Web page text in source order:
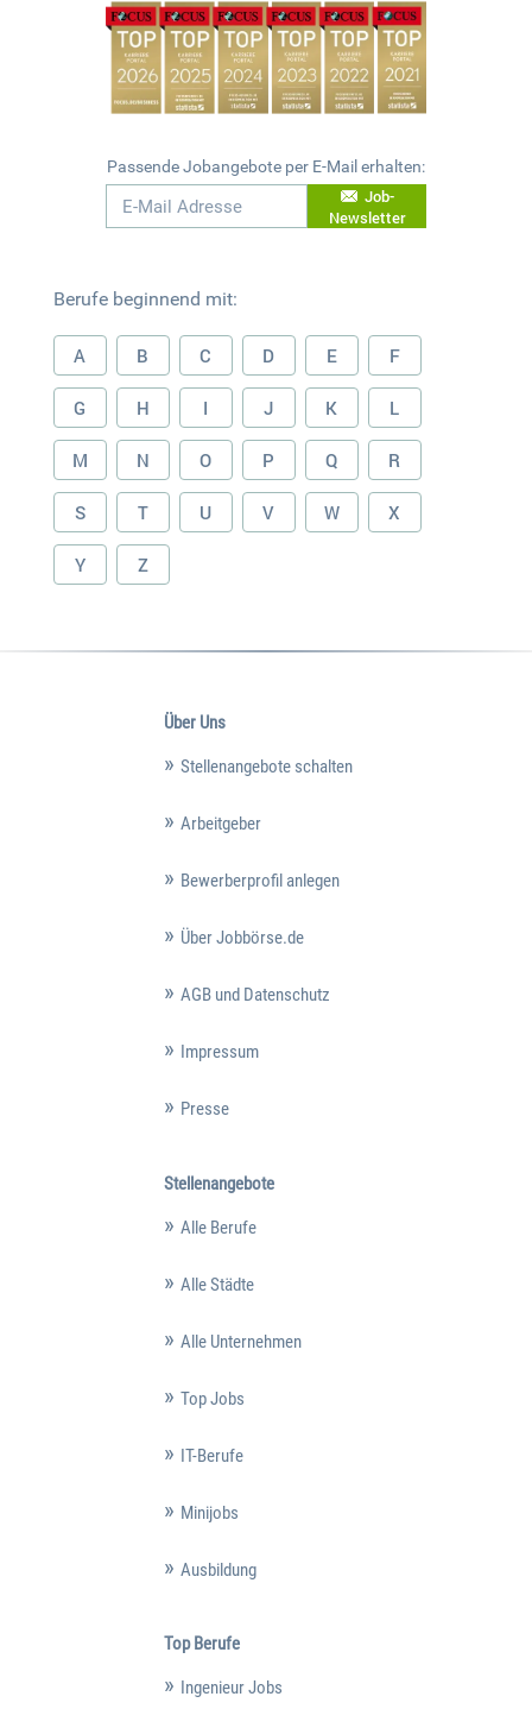
Passende Jobangebote per E-Mail erhalten:
Job-
Newsletter
Berufe beginnend mit:
A B C D E F
G H I J K L
M N O P Q R
S T U V W X
Y Z
Über Uns
Stellenangebote schalten
Arbeitgeber
Bewerberprofil anlegen
Über Jobbörse.de
AGB und Datenschutz
Impressum
Presse
Stellenangebote
Alle Berufe
Alle Städte
Alle Unternehmen
Top Jobs
IT-Berufe
Minijobs
Ausbildung
Top Berufe
Ingenieur Jobs